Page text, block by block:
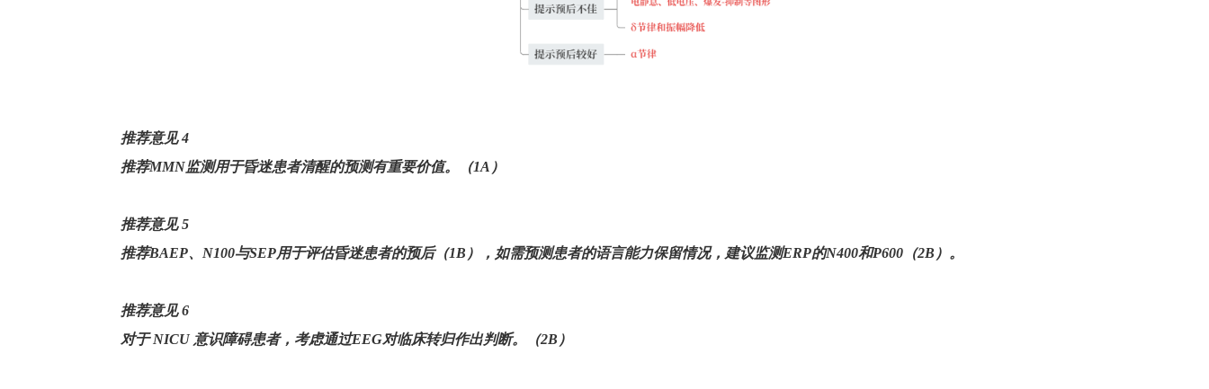
推荐意见 4
推荐MMN监测用于昏迷患者清醒的预测有重要价值。（1A ）
推荐意见 5
推荐BAEP、N100与SEP用于评估昏迷患者的预后（1B ），如需预测患者的语言能力保留情况，建议监测ERP的N400和P600 （2B ）。
推荐意见 6
对于 NICU 意识障碍患者，考虑通过EEG对临床转归作出判断。（2B ）